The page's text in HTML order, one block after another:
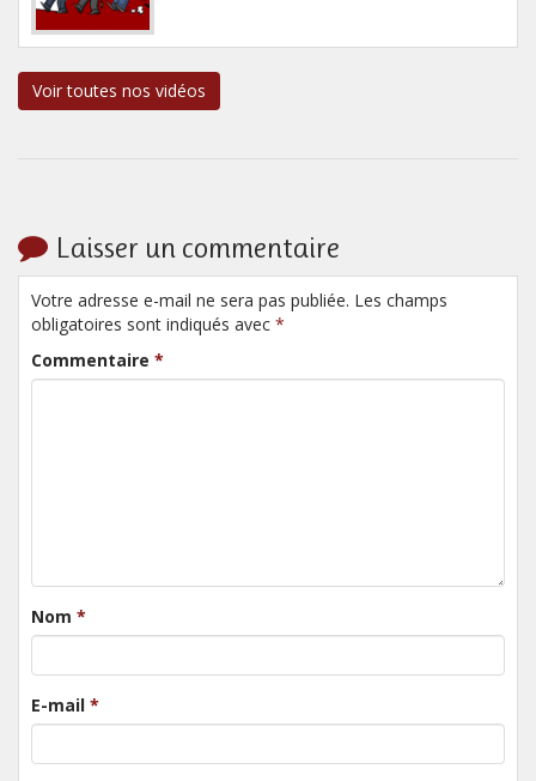
Voir toutes nos vidéos
Laisser un commentaire
Votre adresse e-mail ne sera pas publiée. Les champs
obligatoires sont indiqués avec *
Commentaire *
Nom *
E-mail *